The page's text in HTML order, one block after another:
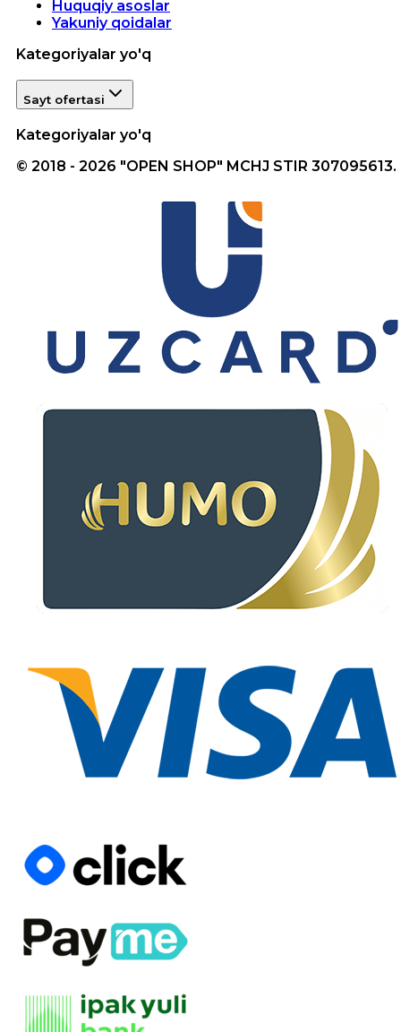
Huquqiy asoslar
Yakuniy qoidalar
Kategoriyalar yo'q
Sayt ofertasi
Kategoriyalar yo'q
© 2018 - 2026 "OPEN SHOP" MCHJ STIR 307095613.